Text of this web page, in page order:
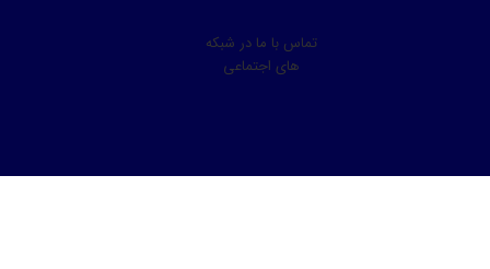
تماس با ما در شبکه
های اجتماعی